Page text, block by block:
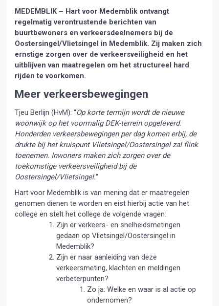
MEDEMBLIK – Hart voor Medemblik ontvangt
regelmatig verontrustende berichten van
buurtbewoners en verkeersdeelnemers bij de
Oostersingel/Vlietsingel in Medemblik. Zij maken zich
ernstige zorgen over de verkeersveiligheid en het
uitblijven van maatregelen om het structureel hard
rijden te voorkomen.
Meer verkeersbewegingen
Tjeu Berlijn (HvM): “Op korte termijn wordt de nieuwe
woonwijk op het voormalig DEK-terrein opgeleverd.
Honderden verkeersbewegingen per dag komen erbij, de
drukte bij het kruispunt Vlietsingel/Oostersingel zal flink
toenemen. Inwoners maken zich zorgen over de
toekomstige verkeersveiligheid bij de
Oostersingel/Vlietsingel.”
Hart voor Medemblik is van mening dat er maatregelen
genomen dienen te worden en eist hierbij actie van het
college en stelt het college de volgende vragen:
Zijn er verkeers- en snelheidsmetingen
gedaan op Vlietsingel/Oostersingel in
Medemblik?
Zijn er naar aanleiding van deze
verkeersmeting, klachten en meldingen
verbeterpunten?
Zo ja: Welke en waar is al actie op
ondernomen?